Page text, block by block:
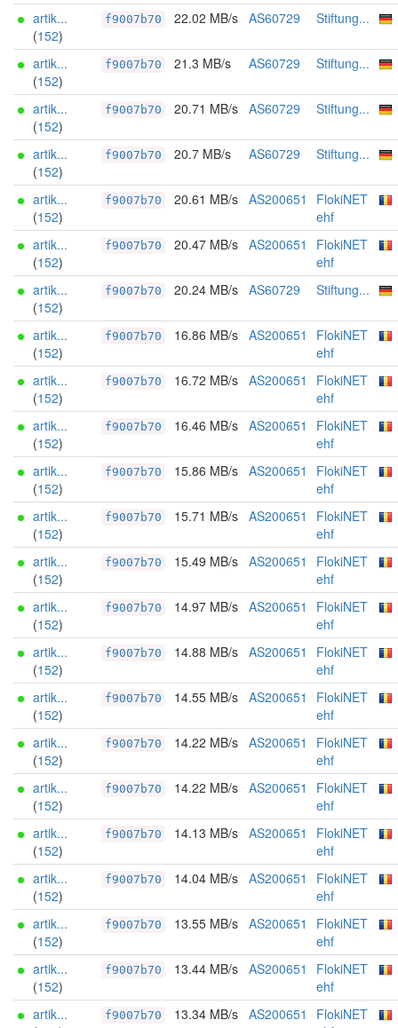
artik...
(152)
f9007b70 22.02 MB/s AS60729 Stiftung...
artik...
(152)
f9007b70 21.3 MB/s AS60729 Stiftung...
artik...
(152)
f9007b70 20.71 MB/s AS60729 Stiftung...
artik...
(152)
f9007b70 20.7 MB/s AS60729 Stiftung...
artik...
(152)
f9007b70 20.61 MB/s AS200651
FlokiNET
ehf
artik...
(152)
f9007b70 20.47 MB/s AS200651
FlokiNET
ehf
artik...
(152)
f9007b70 20.24 MB/s AS60729 Stiftung...
artik...
(152)
f9007b70 16.86 MB/s AS200651
FlokiNET
ehf
artik...
(152)
f9007b70 16.72 MB/s AS200651
FlokiNET
ehf
artik...
(152)
f9007b70 16.46 MB/s AS200651
FlokiNET
ehf
artik...
(152)
f9007b70 15.86 MB/s AS200651
FlokiNET
ehf
artik...
(152)
f9007b70 15.71 MB/s AS200651
FlokiNET
ehf
artik...
(152)
f9007b70 15.49 MB/s AS200651
FlokiNET
ehf
artik...
(152)
f9007b70 14.97 MB/s AS200651
FlokiNET
ehf
artik...
(152)
f9007b70 14.88 MB/s AS200651
FlokiNET
ehf
artik...
(152)
f9007b70 14.55 MB/s AS200651
FlokiNET
ehf
artik...
(152)
f9007b70 14.22 MB/s AS200651
FlokiNET
ehf
artik...
(152)
f9007b70 14.22 MB/s AS200651
FlokiNET
ehf
artik...
(152)
f9007b70 14.13 MB/s AS200651
FlokiNET
ehf
artik...
(152)
f9007b70 14.04 MB/s AS200651
FlokiNET
ehf
artik...
(152)
f9007b70 13.55 MB/s AS200651
FlokiNET
ehf
artik...
(152)
f9007b70 13.44 MB/s AS200651
FlokiNET
ehf
artik...
f9007b70 13.34 MB/s AS200651
FlokiNET